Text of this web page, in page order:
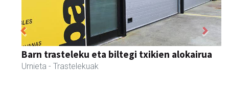
Iraola aholkularitza
Amasa-Villabona - Abokatuak
Previous Next